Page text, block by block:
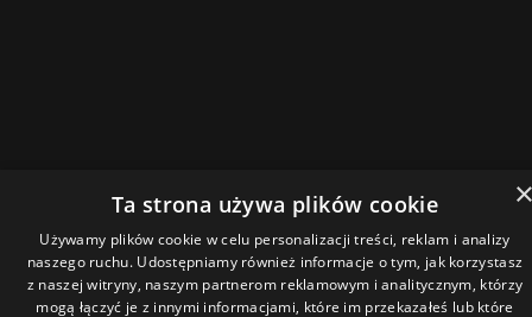
Ta strona używa plików cookie
Używamy plików cookie w celu personalizacji treści, reklam i analizy
naszego ruchu. Udostępniamy również informacje o tym, jak korzystasz
z naszej witryny, naszym partnerom reklamowym i analitycznym, którzy
mogą łączyć je z innymi informacjami, które im przekazałeś lub które